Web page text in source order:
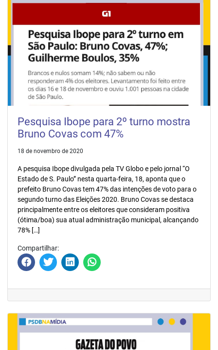
Pesquisa Ibope para 2º turno mostra
Bruno Covas com 47%
18 de novembro de 2020
A pesquisa Ibope divulgada pela TV Globo e pelo jornal “O
Estado de S. Paulo” nesta quarta-feira, 18, aponta que o
prefeito Bruno Covas tem 47% das intenções de voto para o
segundo turno das Eleições 2020. Bruno Covas se destaca
principalmente entre os eleitores que consideram positiva
(ótima/boa) sua atual administração municipal, alcançando
78% […]
Compartilhar: